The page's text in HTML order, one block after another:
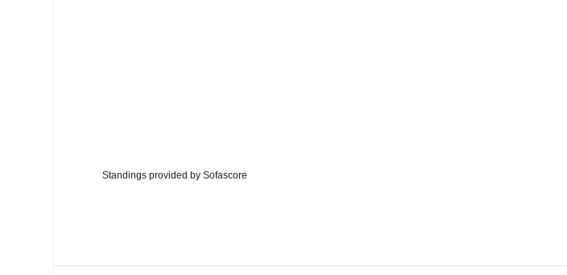
Standings provided bySofascore